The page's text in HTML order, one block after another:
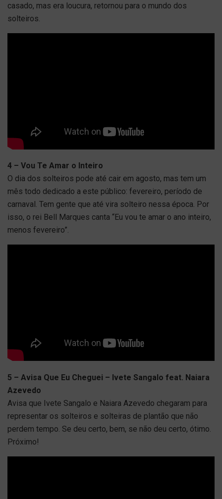
casado, mas era loucura, retornou para o mundo dos
solteiros.
4 – Vou Te Amar o Inteiro
O dia dos solteiros pode até cair em agosto, mas tem um
mês todo dedicado a este público: fevereiro, período de
carnaval. Tem gente que até vira solteiro nessa época. Por
isso, o rei Bell Marques canta “Eu vou te amar o ano inteiro,
menos fevereiro”.
5 – Avisa Que Eu Cheguei – Ivete Sangalo feat. Naiara
Azevedo
Avisa que Ivete Sangalo e Naiara Azevedo chegaram para
representar os solteiros e solteiras de plantão que não
perdem tempo. Se deu certo, bem, se não deu certo, ótimo.
Próximo!